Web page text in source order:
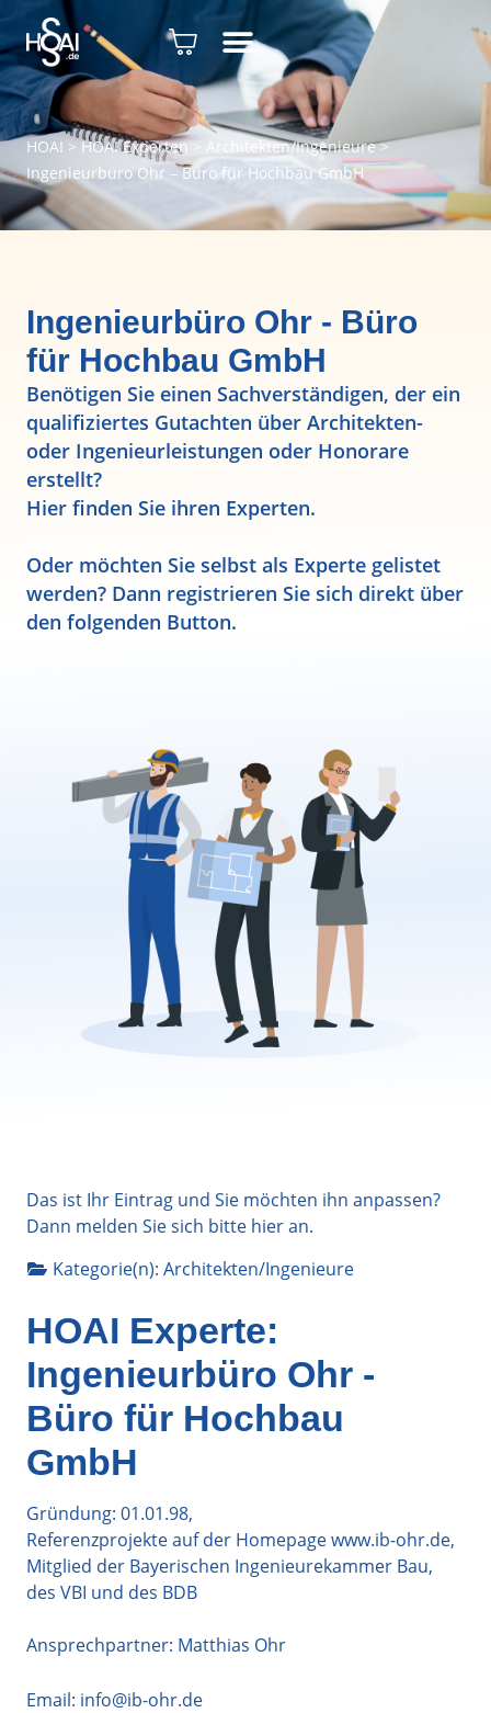
HOAI > HOAI Experten> Architekten/Ingenieure>
Ingenieurbüro Ohr – Büro für Hochbau GmbH
Ingenieurbüro Ohr - Büro
für Hochbau GmbH
Benötigen Sie einen Sachverständigen, der ein
qualifiziertes Gutachten über Architekten-
oder Ingenieurleistungen oder Honorare
erstellt?
Hier finden Sie ihren Experten.
Oder möchten Sie selbst als Experte gelistet
werden? Dann registrieren Sie sich direkt über
den folgenden Button.
Das ist Ihr Eintrag und Sie möchten ihn anpassen?
Dann melden Sie sich bitte hieran.
Kategorie(n): Architekten/Ingenieure
HOAI Experte:
Ingenieurbüro Ohr -
Büro für Hochbau
GmbH
Gründung: 01.01.98,
Referenzprojekte auf der Homepage www.ib-ohr.de,
Mitglied der Bayerischen Ingenieurekammer Bau,
des VBI und des BDB
Ansprechpartner: Matthias Ohr
Email: info@ib-ohr.de